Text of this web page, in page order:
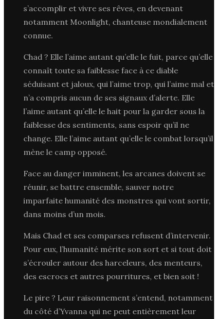
s’accomplir et vivre ses rêves, en devenant
notamment Moonlight, chanteuse mondialement
connue.
Chad ? Elle l’aime autant qu’elle le fuit, parce qu’elle
connaît toute sa faiblesse face à ce diable
séduisant et jaloux, qui l’aime trop, qui l’aime mal et
n’a compris aucun de ses signaux d’alerte. Elle
l’aime autant qu’elle le hait pour la garder sous la
faiblesse des sentiments, sans espoir qu’il ne
change. Elle l’aime autant qu’elle le combat lorsqu’il
mène le camp opposé.
Face au danger imminent, les arcanes doivent se
réunir, se battre ensemble, sauver notre
imparfaite humanité des monstres qui vont sortir,
dans moins d’un mois.
Mais Chad et ses comparses refusent d’intervenir.
Pour eux, l’humanité mérite son sort et si tout doit
s’écrouler autour des harceleurs, des menteurs,
des escrocs et autres pourritures, et bien soit !
Le pire ? Leur raisonnement s’entend, notamment
du côté d’Yvanna qui ne peut entièrement leur